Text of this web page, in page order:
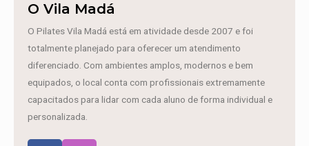
O Vila Madá
O Pilates Vila Madá está em atividade desde 2007 e foi
totalmente planejado para oferecer um atendimento
diferenciado. Com ambientes amplos, modernos e bem
equipados, o local conta com profissionais extremamente
capacitados para lidar com cada aluno de forma individual e
personalizada.